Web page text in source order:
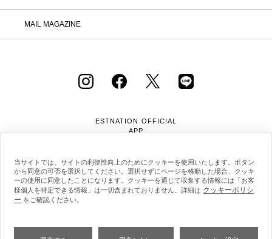
MAIL MAGAZINE
ESTNATION OFFICIAL
APP
会社概要
当サイトでは、サイトの利便性向上のためにクッキーを使用いたします。ボタン
から同意の可否を選択してください。選択せずにページを移動した場合、クッキ
ーの使用に同意したことになります。クッキーを通じて収集する情報には「お客
様個人を特定できる情報」は一切含まれておりません。詳細は クッキーポリシ
ー をご確認ください。